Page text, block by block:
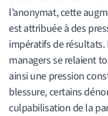
l’anonymat, cette
est attribuée à des
impératifs de
managers se relaient
ainsi une pression
blessure, certains
culpabilisation de la